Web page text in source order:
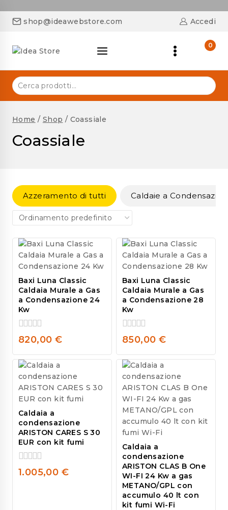
shop@ideawebstore.com Accedi
0
Home / Shop / Coassiale
Coassiale
Azzeramento di tutti Caldaie a
Baxi Luna Classic
Caldaia Murale a Gas
a Condensazione 24
Kw
0
of
5
820,00 €
Baxi Luna Classic
Caldaia Murale a Gas
a Condensazione 28
Kw
0
of
5
850,00 €
Caldaia a
condensazione
ARISTON CARES S 30
EUR con kit fumi
0
1.005,00 €
Caldaia a
condensazione
ARISTON CLAS B One
WI-FI 24 Kw a gas
METANO/GPL con
accumulo 40 lt con
kit fumi Wi-Fi